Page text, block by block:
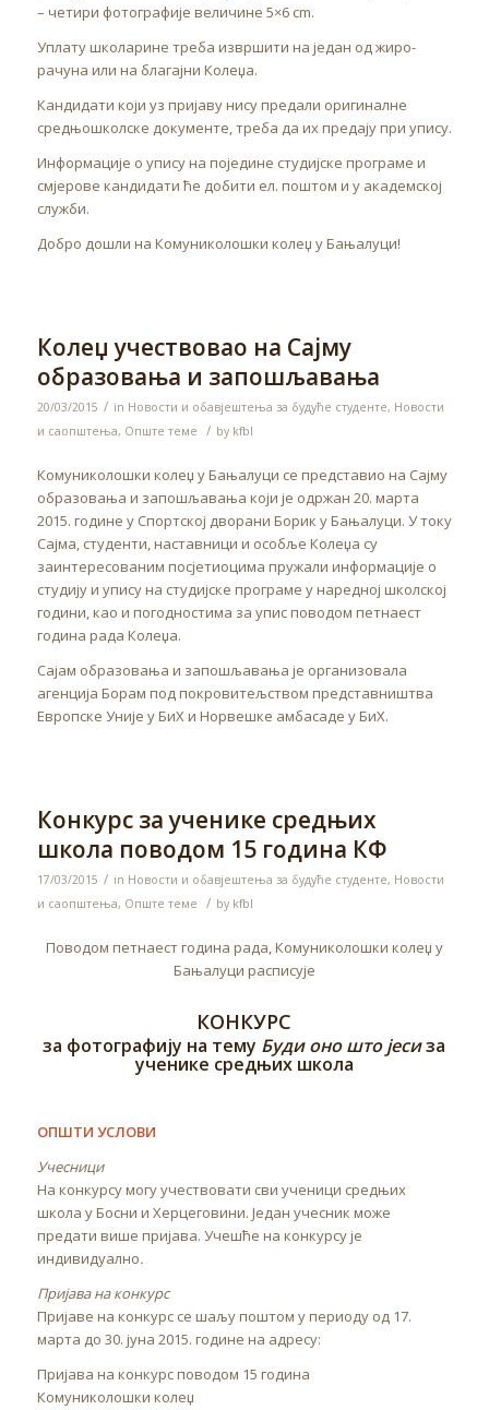
– четири фотографије величине 5×6 cm.
Уплату школарине треба извршити на један од жиро-
рачуна или на благајни Колеџа.
Кандидати који уз пријаву нису предали оригиналне
средњошколске документе, треба да их предају при упису.
Информације о упису на поједине студијске програме и
смјерове кандидати ће добити ел. поштом и у академској
служби.
Добро дошли на Комуниколошки колеџ у Бањалуци!
Колеџ учествовао на Сајму
образовања и запошљавања
20/03/2015 / in Новости и обавјештења за будуће студенте, Новости
и саопштења, Опште теме / by kfbl
Комуниколошки колеџ у Бањалуци се представио на Сајму
образовања и запошљавања који је одржан 20. марта
2015. године у Спортској дворани Борик у Бањалуци. У току
Сајма, студенти, наставници и особље Колеџа су
заинтересованим посјетиоцима пружали информације о
студију и упису на студијске програме у наредној школској
години, као и погодностима за упис поводом петнаест
година рада Колеџа.
Сајам образовања и запошљавања је организовала
агенција Борам под покровитељством представништва
Европске Уније у БиХ и Норвешке амбасаде у БиХ.
Конкурс за ученике средњих
школа поводом 15 година КФ
17/03/2015 / in Новости и обавјештења за будуће студенте, Новости
и саопштења, Опште теме / by kfbl
Поводом петнаест година рада, Комуниколошки колеџ у
Бањалуци расписује
КОНКУРС
за фотографију на тему Буди оно што јесиза
ученике средњих школа
ОПШТИ УСЛОВИ
Учесници
На конкурсу могу учествовати сви ученици средњих
школа у Босни и Херцеговини. Један учесник може
предати више пријава. Учешће на конкурсу је
индивидуално.
Пријава на конкурс
Пријаве на конкурс се шаљу поштом у периоду од 17.
марта до 30. јуна 2015. године на адресу:
Пријава на конкурс поводом 15 година
Комуниколошки колеџ